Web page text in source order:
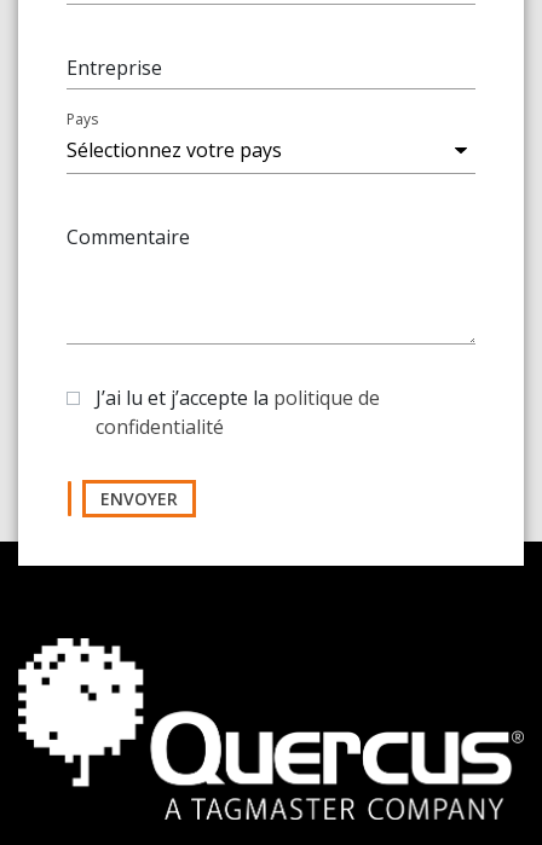
Entreprise
Pays
Commentaire
J’ai lu et j’accepte la politique de
confidentialité
ENVOYER